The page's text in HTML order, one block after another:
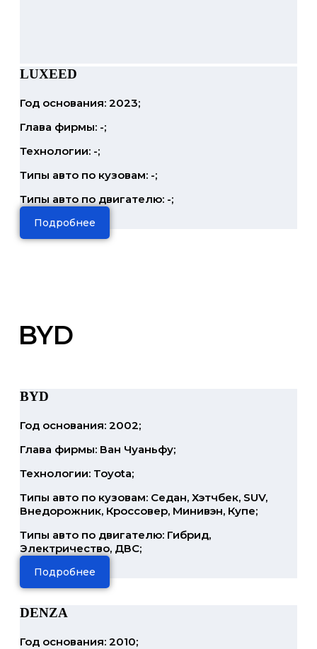
LUXEED
Год основания: 2023;
Глава фирмы: -;
Технологии: -;
Типы авто по кузовам: -;
Типы авто по двигателю: -;
Подробнее
BYD
BYD
Год основания: 2002;
Глава фирмы: Ван Чуаньфу;
Технологии: Toyota;
Типы авто по кузовам: Седан, Хэтчбек, SUV,
Внедорожник, Кроссовер, Минивэн, Купе;
Типы авто по двигателю: Гибрид,
Электричество, ДВС;
Подробнее
DENZA
Год основания: 2010;